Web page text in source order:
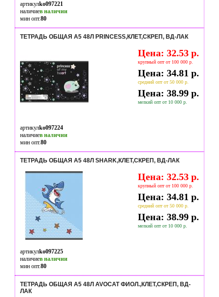
артикулko097221
наличиев наличии
мин опт.80
ТЕТРАДЬ ОБЩАЯ А5 48Л PRINCESS,КЛЕТ,СКРЕП, ВД-ЛАК
Цена: 32.53 р.
крупный опт от 100 000 р.
Цена: 34.81 р.
средний опт от 50 000 р.
Цена: 38.99 р.
мелкий опт от 10 000 р.
артикулko097224
наличиев наличии
мин опт.80
ТЕТРАДЬ ОБЩАЯ А5 48Л SHARK,КЛЕТ,СКРЕП, ВД-ЛАК
Цена: 32.53 р.
крупный опт от 100 000 р.
Цена: 34.81 р.
средний опт от 50 000 р.
Цена: 38.99 р.
мелкий опт от 10 000 р.
артикулko097225
наличиев наличии
мин опт.80
ТЕТРАДЬ ОБЩАЯ А5 48Л AVOCAT ФИОЛ.,КЛЕТ,СКРЕП, ВД-
ЛАК